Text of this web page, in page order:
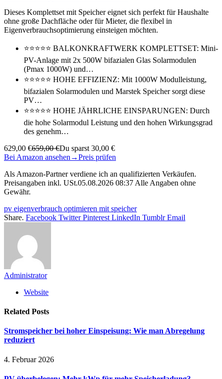
Dieses Komplettset mit Speicher eignet sich perfekt für Haushalte
ohne große Dachfläche oder für Mieter, die flexibel in
Eigenverbrauchsoptimierung einsteigen möchten.
⭐⭐⭐⭐⭐ BALKONKRAFTWERK KOMPLETTSET: Mini-
PV-Anlage mit 2x 500W bifazialen Glas Solarmodulen
(Pmax 1000W) und…
⭐⭐⭐⭐⭐ HOHE EFFIZIENZ: Mit 1000W Modulleistung,
bifazialen Solarmodulen und Marstek Speicher sorgt diese
PV…
⭐⭐⭐⭐⭐ HOHE JÄHRLICHE EINSPARUNGEN: Durch
die hohe Solarmodul Leistung und den hohen Wirkungsgrad
des genehm…
629,00 €659,00 €Du sparst 30,00 €
Bei Amazon ansehen →Preis prüfen
Als Amazon-Partner verdiene ich an qualifizierten Verkäufen.
Preisangaben inkl. USt.05.08.2026 08:37 Alle Angaben ohne
Gewähr.
pv eigenverbrauch optimieren mit speicher
Share. Facebook Twitter Pinterest LinkedIn Tumblr Email
Administrator
Website
Related Posts
Stromspeicher bei hoher Einspeisung: Wie man Abregelung
reduziert
4. Februar 2026